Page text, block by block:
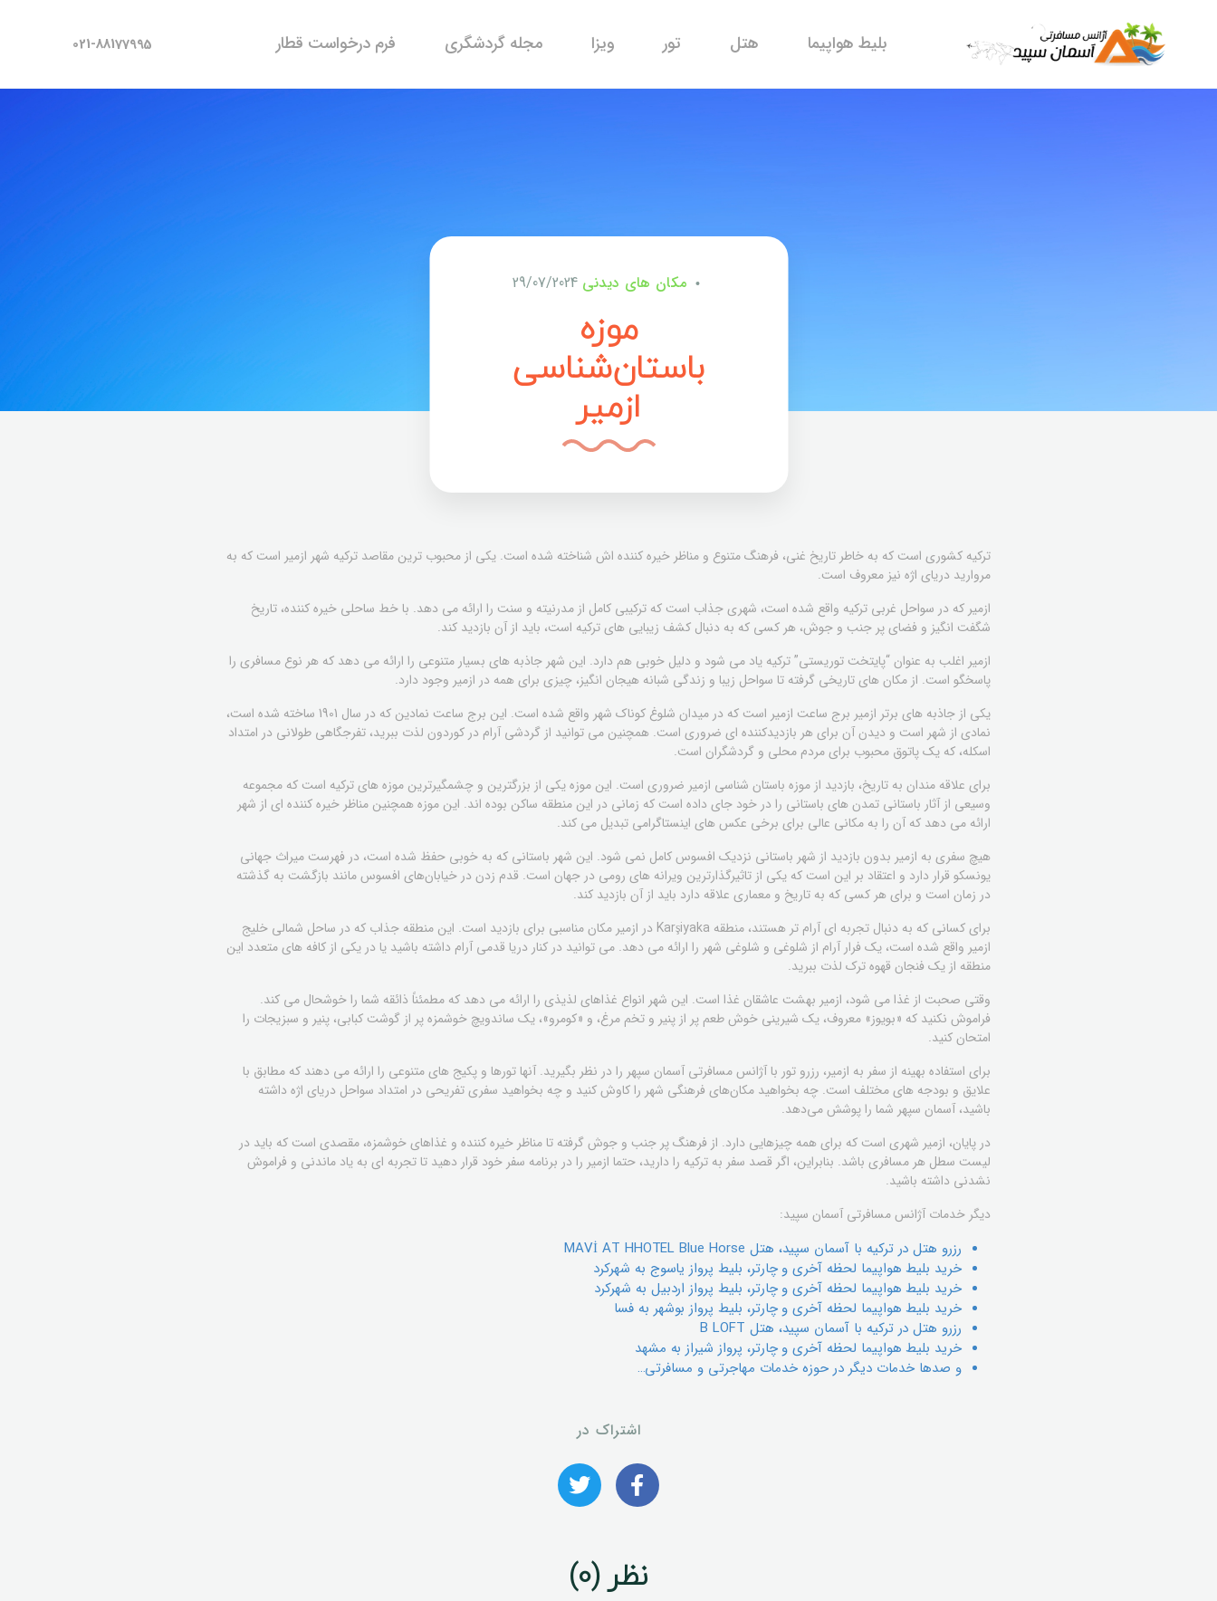
بلیط هواپیما هتل تور ویزا مجله گردشگری فرم درخواست قطار 021-88177995
مکان های دیدنی 29/07/2024
موزه
باستان‌شناسی
ازمیر
ترکیه کشوری است که به خاطر تاریخ غنی، فرهنگ متنوع و مناظر خیره کننده اش شناخته شده است. یکی از محبوب ترین مقاصد ترکیه شهر ازمیر است که به
مروارید دریای اژه نیز معروف است.
ازمیر که در سواحل غربی ترکیه واقع شده است، شهری جذاب است که ترکیبی کامل از مدرنیته و سنت را ارائه می دهد. با خط ساحلی خیره کننده، تاریخ
شگفت انگیز و فضای پر جنب و جوش، هر کسی که به دنبال کشف زیبایی های ترکیه است، باید از آن بازدید کند.
ازمیر اغلب به عنوان “پایتخت توریستی” ترکیه یاد می شود و دلیل خوبی هم دارد. این شهر جاذبه های بسیار متنوعی را ارائه می دهد که هر نوع مسافری را
پاسخگو است. از مکان های تاریخی گرفته تا سواحل زیبا و زندگی شبانه هیجان انگیز، چیزی برای همه در ازمیر وجود دارد.
یکی از جاذبه های برتر ازمیر برج ساعت ازمیر است که در میدان شلوغ کوناک شهر واقع شده است. این برج ساعت نمادین که در سال 1901 ساخته شده است،
نمادی از شهر است و دیدن آن برای هر بازدیدکننده ای ضروری است. همچنین می توانید از گردشی آرام در کوردون لذت ببرید، تفرجگاهی طولانی در امتداد
اسکله، که یک پاتوق محبوب برای مردم محلی و گردشگران است.
برای علاقه مندان به تاریخ، بازدید از موزه باستان شناسی ازمیر ضروری است. این موزه یکی از بزرگترین و چشمگیرترین موزه های ترکیه است که مجموعه
وسیعی از آثار باستانی تمدن های باستانی را در خود جای داده است که زمانی در این منطقه ساکن بوده اند. این موزه همچنین مناظر خیره کننده ای از شهر
ارائه می دهد که آن را به مکانی عالی برای برخی عکس های اینستاگرامی تبدیل می کند.
هیچ سفری به ازمیر بدون بازدید از شهر باستانی نزدیک افسوس کامل نمی شود. این شهر باستانی که به خوبی حفظ شده است، در فهرست میراث جهانی
یونسکو قرار دارد و اعتقاد بر این است که یکی از تاثیرگذارترین ویرانه های رومی در جهان است. قدم زدن در خیابان‌های افسوس مانند بازگشت به گذشته
در زمان است و برای هر کسی که به تاریخ و معماری علاقه دارد باید از آن بازدید کند.
برای کسانی که به دنبال تجربه ای آرام تر هستند، منطقه Karşiyaka در ازمیر مکان مناسبی برای بازدید است. این منطقه جذاب که در ساحل شمالی خلیج
ازمیر واقع شده است، یک فرار آرام از شلوغی و شلوغی شهر را ارائه می دهد. می توانید در کنار دریا قدمی آرام داشته باشید یا در یکی از کافه های متعدد این
منطقه از یک فنجان قهوه ترک لذت ببرید.
وقتی صحبت از غذا می شود، ازمیر بهشت ​​عاشقان غذا است. این شهر انواع غذاهای لذیذی را ارائه می دهد که مطمئناً ذائقه شما را خوشحال می کند.
فراموش نکنید که «بویوز» معروف، یک شیرینی خوش طعم پر از پنیر و تخم مرغ، و «کومرو»، یک ساندویچ خوشمزه پر از گوشت کبابی، پنیر و سبزیجات را
امتحان کنید.
برای استفاده بهینه از سفر به ازمیر، رزرو تور با آژانس مسافرتی آسمان سپهر را در نظر بگیرید. آنها تورها و پکیج های متنوعی را ارائه می دهند که مطابق با
علایق و بودجه های مختلف است. چه بخواهید مکان‌های فرهنگی شهر را کاوش کنید و چه بخواهید سفری تفریحی در امتداد سواحل دریای اژه داشته
باشید، آسمان سپهر شما را پوشش می‌دهد.
در پایان، ازمیر شهری است که برای همه چیزهایی دارد. از فرهنگ پر جنب و جوش گرفته تا مناظر خیره کننده و غذاهای خوشمزه، مقصدی است که باید در
لیست سطل هر مسافری باشد. بنابراین، اگر قصد سفر به ترکیه را دارید، حتما ازمیر را در برنامه سفر خود قرار دهید تا تجربه ای به یاد ماندنی و فراموش
نشدنی داشته باشید.
دیگر خدمات آژانس مسافرتی آسمان سپید:
رزرو هتل در ترکیه با آسمان سپید، هتل MAVİ AT HHOTEL Blue Horse
خريد بليط هواپيما لحظه آخري و چارتر، بليط پرواز یاسوج به شهرکرد
خريد بليط هواپيما لحظه آخري و چارتر، بليط پرواز اردبیل به شهرکرد
خريد بليط هواپيما لحظه آخري و چارتر، بليط پرواز بوشهر به فسا
رزرو هتل در ترکیه با آسمان سپید، هتل B LOFT
خرید بلیط هواپیما لحظه آخری و چارتر، پرواز شیراز به مشهد
و صدها خدمات دیگر در حوزه خدمات مهاجرتی و مسافرتی…
اشتراک در
نظر (0)